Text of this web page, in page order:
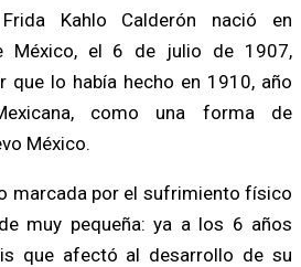
Kahlo Calderón nació en
México, el 6 de julio de 1907,
que lo había hecho en 1910, año
como una forma de
México.
marcada por el sufrimiento físico
muy pequeña: ya a los 6 años
que afectó al desarrollo de su